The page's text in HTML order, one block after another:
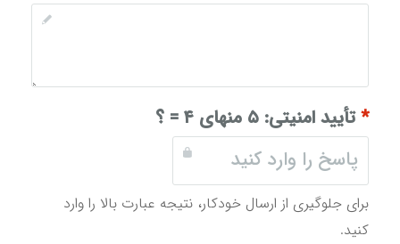
*تأیید امنیتی: ۵ منهای ۴ = ؟
برای جلوگیری از ارسال خودکار، نتیجه عبارت بالا را وارد
کنید.